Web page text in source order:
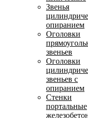
Звенья
опиранием
Оголовки
звеньев
Оголовки
звеньев с
опиранием
Стенки
портальные